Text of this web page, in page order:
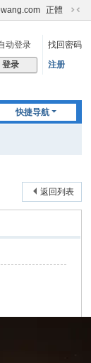
正體
切
到
动登录
找回密码
登录 注册
快捷导航
返回列表